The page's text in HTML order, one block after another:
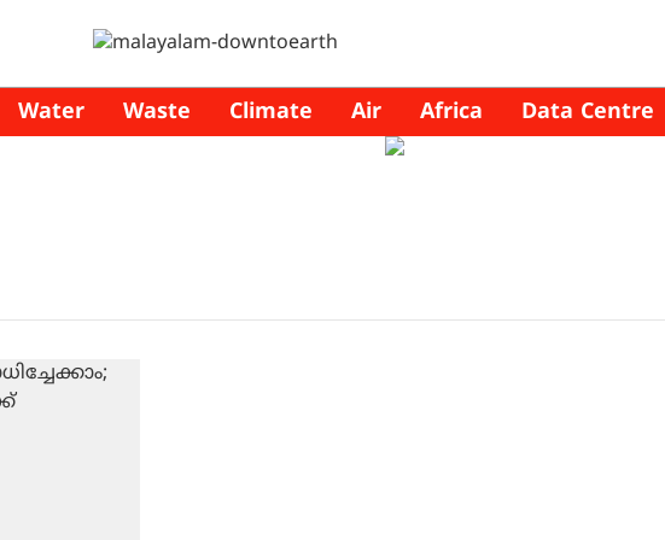
Water Waste Climate Air Africa Data Centre